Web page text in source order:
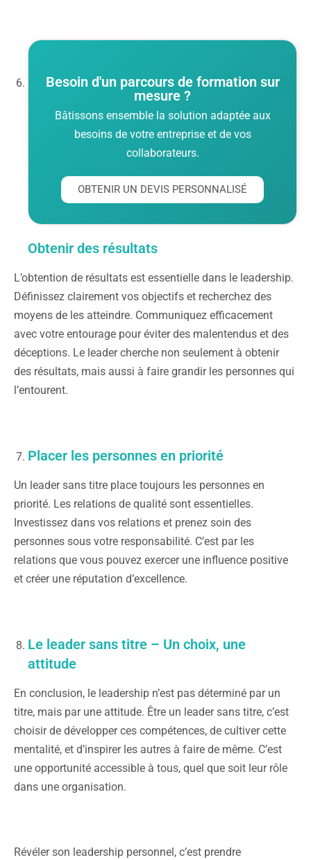
Besoin d'un parcours de formation sur
mesure ?
Bâtissons ensemble la solution adaptée aux
besoins de votre entreprise et de vos
collaborateurs.
OBTENIR UN DEVIS PERSONNALISÉ
Obtenir des résultats
L’obtention de résultats est essentielle dans le leadership.
Définissez clairement vos objectifs et recherchez des
moyens de les atteindre. Communiquez efficacement
avec votre entourage pour éviter des malentendus et des
déceptions. Le leader cherche non seulement à obtenir
des résultats, mais aussi à faire grandir les personnes qui
l’entourent.
Placer les personnes en priorité
Un leader sans titre place toujours les personnes en
priorité. Les relations de qualité sont essentielles.
Investissez dans vos relations et prenez soin des
personnes sous votre responsabilité. C’est par les
relations que vous pouvez exercer une influence positive
et créer une réputation d’excellence.
Le leader sans titre – Un choix, une
attitude
En conclusion, le leadership n’est pas déterminé par un
titre, mais par une attitude. Être un leader sans titre, c’est
choisir de développer ces compétences, de cultiver cette
mentalité, et d’inspirer les autres à faire de même. C’est
une opportunité accessible à tous, quel que soit leur rôle
dans une organisation.
Révéler son leadership personnel, c’est prendre